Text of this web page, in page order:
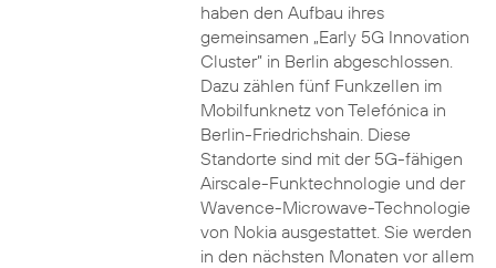
haben den Aufbau ihres
gemeinsamen „Early 5G Innovation
Cluster” in Berlin abgeschlossen.
Dazu zählen fünf Funkzellen im
Mobilfunknetz von Telefónica in
Berlin-Friedrichshain. Diese
Standorte sind mit der 5G-fähigen
Airscale-Funktechnologie und der
Wavence-Microwave-Technologie
von Nokia ausgestattet. Sie werden
in den nächsten Monaten vor allem